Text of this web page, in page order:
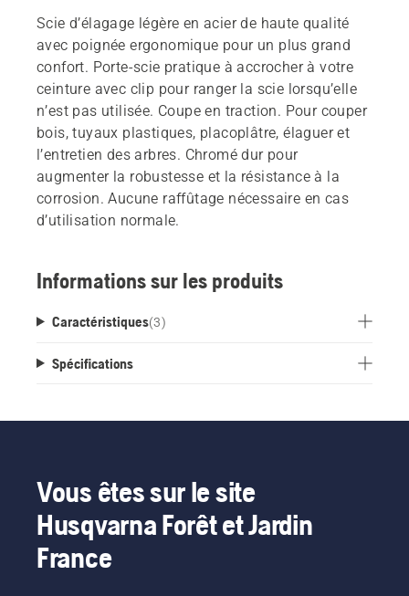
Scie d’élagage légère en acier de haute qualité
avec poignée ergonomique pour un plus grand
confort. Porte-scie pratique à accrocher à votre
ceinture avec clip pour ranger la scie lorsqu’elle
n’est pas utilisée. Coupe en traction. Pour couper
bois, tuyaux plastiques, placoplâtre, élaguer et
l’entretien des arbres. Chromé dur pour
augmenter la robustesse et la résistance à la
corrosion. Aucune raffûtage nécessaire en cas
d’utilisation normale.
Informations sur les produits
Caractéristiques(3)
Spécifications
Vous êtes sur le site
Husqvarna Forêt et Jardin
France